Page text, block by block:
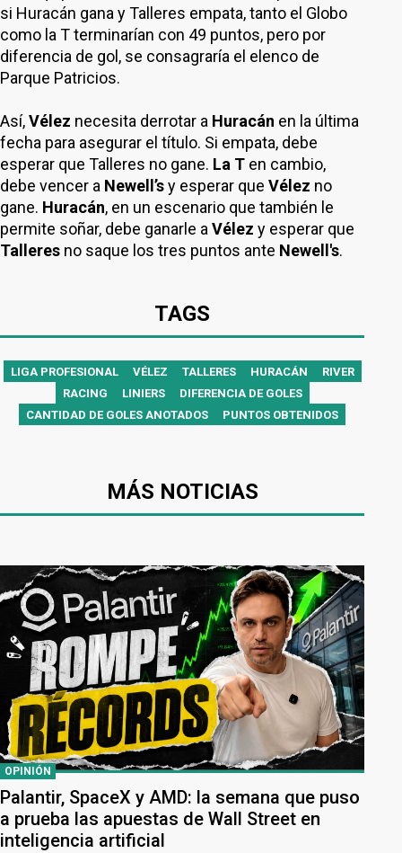
si Huracán gana y Talleres empata, tanto el Globo
como la T terminarían con 49 puntos, pero por
diferencia de gol, se consagraría el elenco de
Parque Patricios.
Así,Vélez necesita derrotar a Huracán en la última
fecha para asegurar el título. Si empata, debe
esperar que Talleres no gane. La T en cambio,
debe vencer a Newell’sy esperar que Vélez no
gane. Huracán, en un escenario que también le
permite soñar, debe ganarle a Vélez y esperar que
Talleres no saque los tres puntos ante Newell's.
TAGS
LIGA PROFESIONAL VÉLEZ TALLERES HURACÁN
RIVER
RACING
LINIERS
DIFERENCIA DE GOLES
CANTIDAD DE GOLES ANOTADOS
PUNTOS OBTENIDOS
MÁS NOTICIAS
OPINIÓN
Palantir, SpaceX y AMD: la semana que puso
a prueba las apuestas de Wall Street en
inteligencia artificial